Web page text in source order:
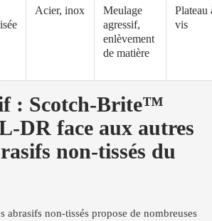
Acier, inox
Meulage
agressif,
enlèvement
de matière
Plateau
vis
: Scotch-Brite™
DR face aux autres
non-tissés du
abrasifs non-tissés propose de nombreuses